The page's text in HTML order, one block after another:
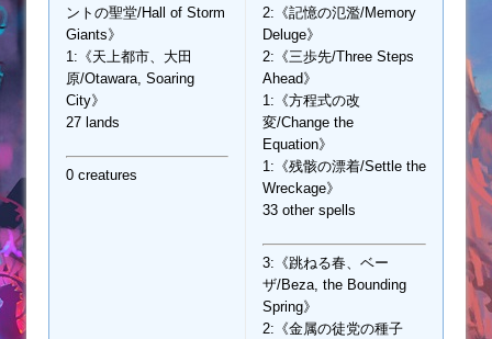
ントの聖堂/Hall of Storm
Giants》
1:《天上都市、大田
原/Otawara, Soaring
City》
27 lands
0 creatures
2:《記憶の氾濫/Memory
Deluge》
2:《三歩先/Three Steps
Ahead》
1:《方程式の改
変/Change the
Equation》
1:《残骸の漂着/Settle the
Wreckage》
33 other spells
3:《跳ねる春、ベー
ザ/Beza, the Bounding
Spring》
2:《金属の徒党の種子